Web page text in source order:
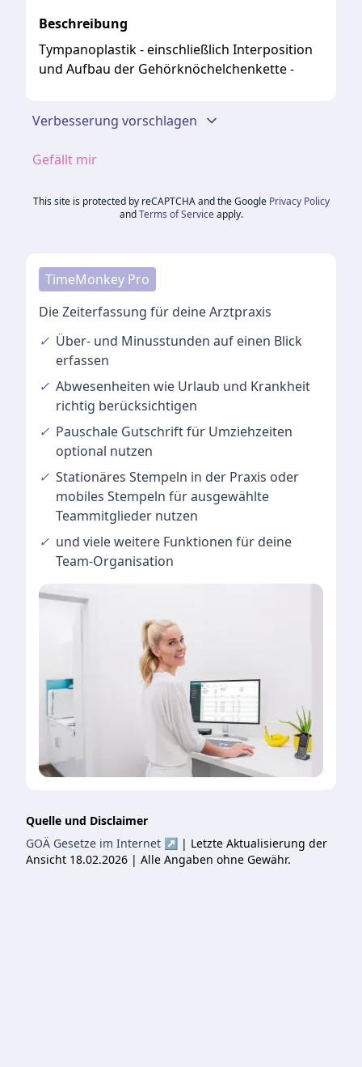
Beschreibung
Tympanoplastik - einschließlich Interposition
und Aufbau der Gehörknöchelchenkette -
Verbesserung vorschlagen
Gefällt mir
This site is protected by reCAPTCHA and the Google Privacy Policy
and Terms of Service apply.
TimeMonkey Pro
Die Zeiterfassung für deine Arztpraxis
✓ Über- und Minusstunden auf einen Blick
erfassen
✓ Abwesenheiten wie Urlaub und Krankheit
richtig berücksichtigen
✓ Pauschale Gutschriftfür Umziehzeiten
optional nutzen
✓ Stationäres Stempeln in der Praxis oder
mobiles Stempeln für ausgewählte
Teammitglieder nutzen
✓ und vieleweitere Funktionen für deine
Team-Organisation
Quelle und Disclaimer
GOÄ Gesetze im Internet ↗ | Letzte Aktualisierung der
Ansicht 18.02.2026 | Alle Angaben ohne Gewähr.